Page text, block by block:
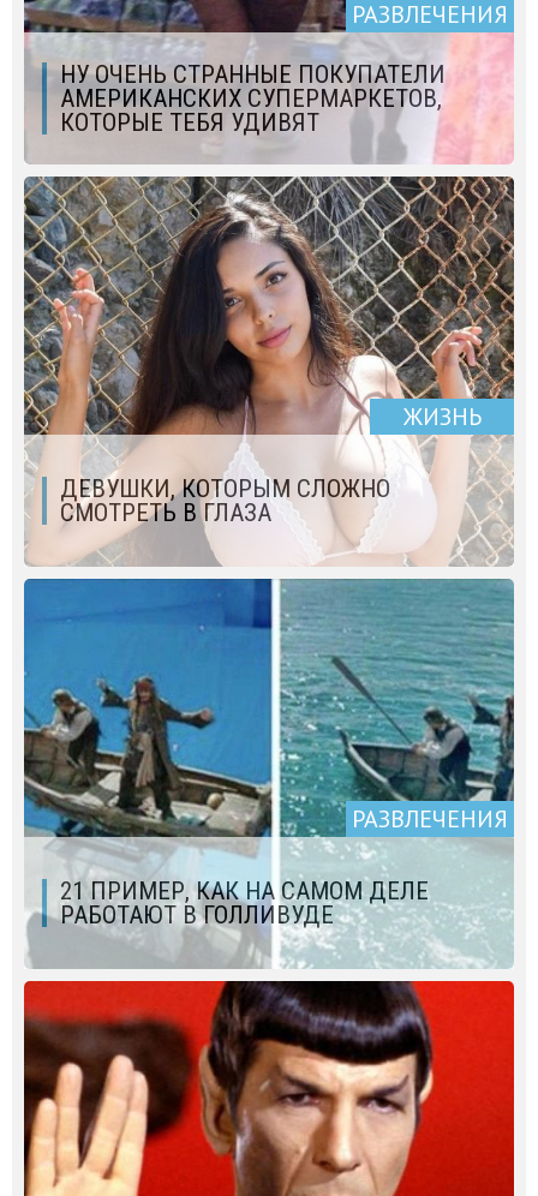
РАЗВЛЕЧЕНИЯ
НУ ОЧЕНЬ СТРАННЫЕ ПОКУПАТЕЛИ
АМЕРИКАНСКИХ СУПЕРМАРКЕТОВ,
КОТОРЫЕ ТЕБЯ УДИВЯТ
ЖИЗНЬ
ДЕВУШКИ, КОТОРЫМ СЛОЖНО
СМОТРЕТЬ В ГЛАЗА
РАЗВЛЕЧЕНИЯ
21 ПРИМЕР, КАК НА САМОМ ДЕЛЕ
РАБОТАЮТ В ГОЛЛИВУДЕ